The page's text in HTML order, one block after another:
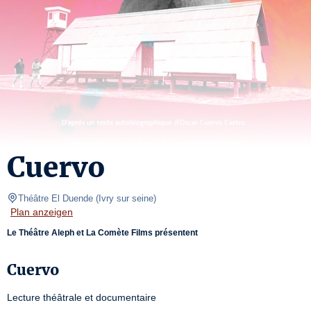
Cuervo
Théâtre El Duende ( Ivry sur seine)
Plan anzeigen
Le Théâtre Aleph et La Comète Films présentent
Cuervo
Lecture théâtrale et documentaire